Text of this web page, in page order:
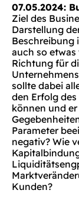
07.05.2024:
Ziel des
Darstellung
Beschreibung
auch so etwas
Richtung für
sollte dabei
den Erfolg
können und
Parameter
negativ? Wie
Kunden?